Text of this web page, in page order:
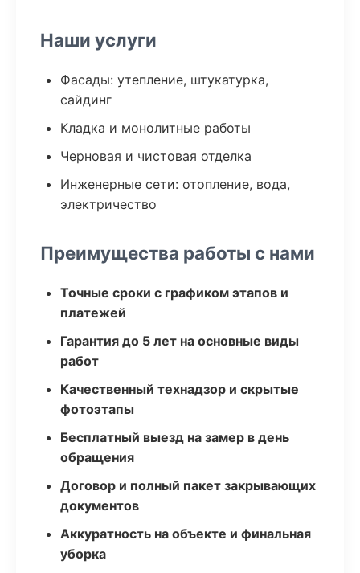
Наши услуги
Фасады: утепление, штукатурка,
сайдинг
Кладка и монолитные работы
Черновая и чистовая отделка
Инженерные сети: отопление, вода,
электричество
Преимущества работы с нами
Точные сроки с графиком этапов и
платежей
Гарантия до 5 лет на основные виды
работ
Качественный технадзор и скрытые
фотоэтапы
Бесплатный выезд на замер в день
обращения
Договор и полный пакет закрывающих
документов
Аккуратность на объекте и финальная
уборка